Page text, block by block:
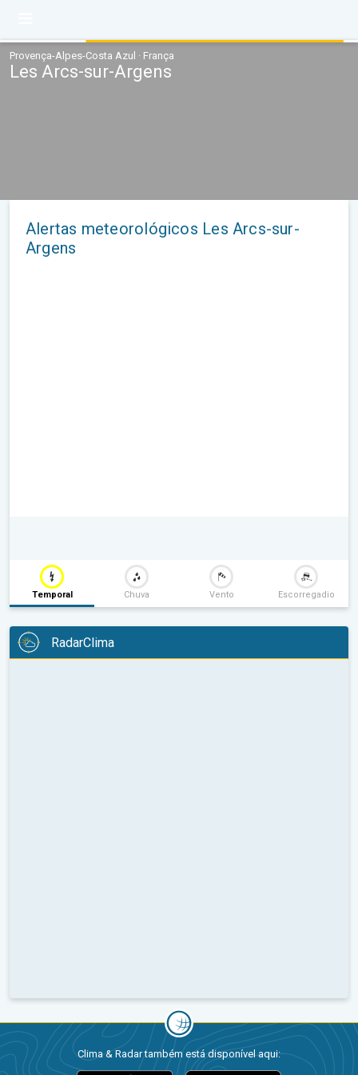
Provença-Alpes-Costa Azul · França
Les Arcs-sur-Argens
Alertas meteorológicos Les Arcs-sur-
Argens
Temporal Chuva Vento Escorregadio
RadarClima
Clima & Radar também está disponível aqui: